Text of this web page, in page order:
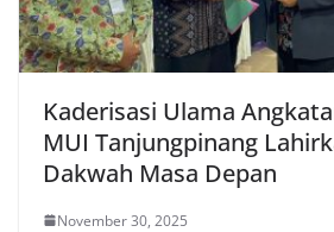
Kaderisasi Ulama
MUI Tanjungpinang
Dakwah Masa Depan
November 30, 2025